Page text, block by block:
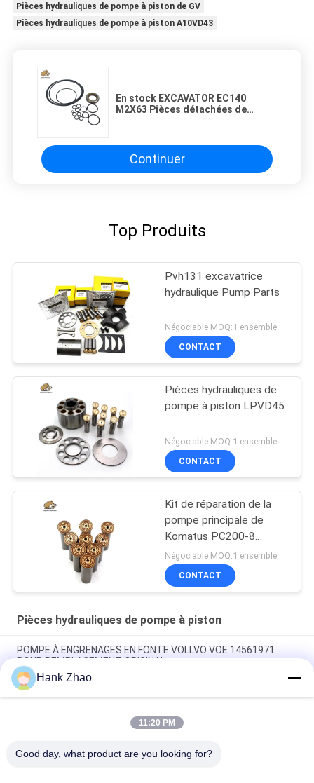
Pièces hydrauliques de pompe à piston de GV
Pièces hydrauliques de pompe à piston A10VD43
En stock EXCAVATOR EC140
M2X63 Pièces détachées de
Continuer
Top Produits
Pvh131 excavatrice
hydraulique Pump Parts
Négociable MOQ:1 ensemble
CONTACT
Pièces hydrauliques de
pompe à piston LPVD45
Négociable MOQ:1 ensemble
CONTACT
Kit de réparation de la
pompe principale de
Komatus PC200-8
Pompes hydrauliques
Négociable MOQ:1 ensemble
CONTACT
Pièces hydrauliques de pompe à piston
POMPE À ENGRENAGES EN FONTE VOLLVO VOE 14561971
POUR REMPLACEMENT ORIGINAL
POMPE À ENGRENAGES EN FONTE VOLLVO VOE 14537295
POUR REMPLACEMENT ORIGINAL
Pompes à engrenages en fonte VOLLVO VOE 14782798 pour le
Hank Zhao
11:20 PM
Good day, what product are you looking for?